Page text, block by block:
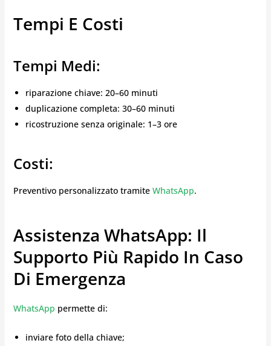
Tempi E Costi
Tempi Medi:
riparazione chiave: 20–60 minuti
duplicazione completa: 30–60 minuti
ricostruzione senza originale: 1–3 ore
Costi:
Preventivo personalizzato tramiteWhatsApp.
Assistenza WhatsApp: Il
Supporto Più Rapido In Caso
Di Emergenza
WhatsApp permette di:
inviare foto della chiave;